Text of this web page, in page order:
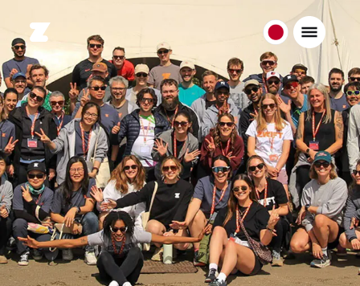
日
本
日
本
語